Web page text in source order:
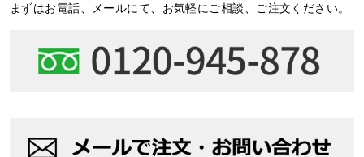
まずはお電話、メールにて、お気軽にご相談、ご注文ください。